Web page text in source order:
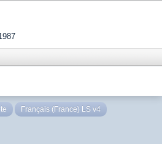
Français (France) LS v4